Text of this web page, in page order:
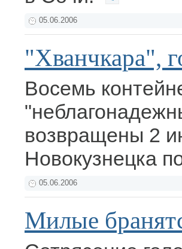
05.06.2006
"Хванчкара",
Восемь
возвращены 2
Новокузнецка
05.06.2006
Милые